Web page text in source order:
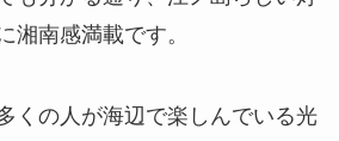
湘南感満載です。
くの人が海辺で楽しんでいる光